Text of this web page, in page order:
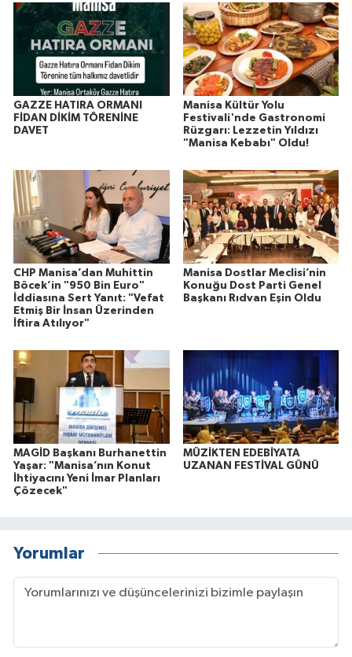
GAZZE HATIRA ORMANI
FİDAN DİKİM TÖRENİNE
DAVET
Manisa Kültür Yolu
Festivali'nde Gastronomi
Rüzgarı: Lezzetin Yıldızı
"Manisa Kebabı" Oldu!
CHP Manisa’dan Muhittin
Böcek’in "950 Bin Euro"
İddiasına Sert Yanıt: "Vefat
Etmiş Bir İnsan Üzerinden
İftira Atılıyor"
Manisa Dostlar Meclisi’nin
Konuğu Dost Parti Genel
Başkanı Rıdvan Eşin Oldu
MAGİD Başkanı Burhanettin
Yaşar: "Manisa’nın Konut
İhtiyacını Yeni İmar Planları
Çözecek"
MÜZİKTEN EDEBİYATA
UZANAN FESTİVAL GÜNÜ
Yorumlar